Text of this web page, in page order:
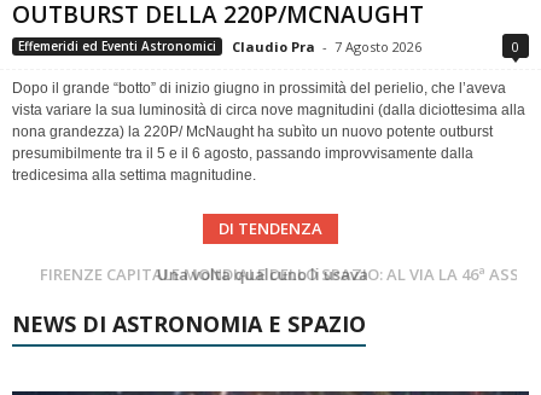
OUTBURST DELLA 220P/MCNAUGHT
Effemeridi ed Eventi Astronomici Claudio Pra - 7 Agosto 2026 0
Dopo il grande “botto” di inizio giugno in prossimità del perielio, che l’aveva
vista variare la sua luminosità di circa nove magnitudini (dalla diciottesima alla
nona grandezza) la 220P/ McNaught ha subìto un nuovo potente outburst
presumibilmente tra il 5 e il 6 agosto, passando improvvisamente dalla
tredicesima alla settima magnitudine.
DI TENDENZA
FIRENZE CAPITALE MONDIALE DELLO SPAZIO: AL VIA LA 46ª ASSEMBLEA SCIENTIFICA DEL COSPAR
Cielo del Mese di Agosto 2026
NEWS DI ASTRONOMIA E SPAZIO